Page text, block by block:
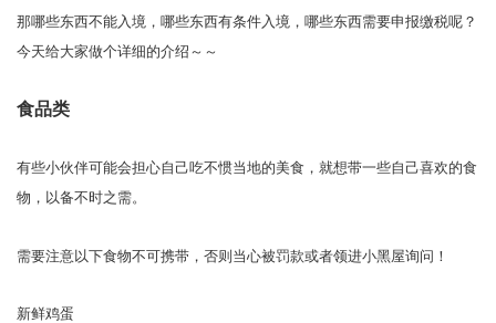
那哪些东西不能入境，哪些东西有条件入境，哪些东西需要申报缴税呢？
今天给大家做个详细的介绍～～
食品类
有些小伙伴可能会担心自己吃不惯当地的美食，就想带一些自己喜欢的食
物，以备不时之需。
需要注意以下食物不可携带，否则当心被罚款或者领进小黑屋询问！
新鲜鸡蛋